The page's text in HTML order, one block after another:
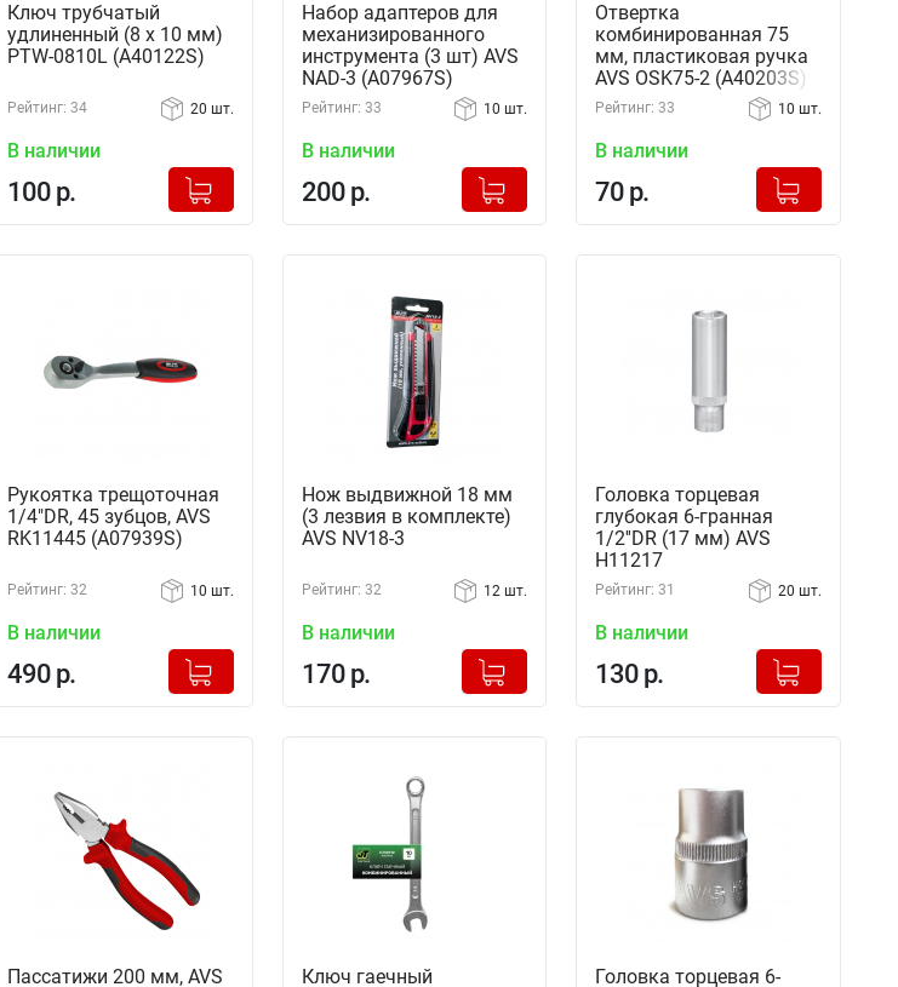
Ключ трубчатый
удлиненный (8 х 10 мм)
PTW-0810L (A40122S)
Рейтинг: 34 20 шт.
В наличии
100 р.
+
Добавлено в корзину
Набор адаптеров для
механизированного
инструмента (3 шт) AVS
NAD-3 (A07967S)
Рейтинг: 33 10 шт.
В наличии
200 р.
+
Добавлено в корзину
Отвертка
комбинированная 75
мм, пластиковая ручка
AVS OSK75-2 (A40203S)
Рейтинг: 33 10 шт.
В наличии
70 р.
+
Добавлено в корзину
Рукоятка трещоточная
1/4"DR, 45 зубцов, AVS
RK11445 (A07939S)
Рейтинг: 32 10 шт.
В наличии
490 р.
+
Добавлено в корзину
Нож выдвижной 18 мм
(3 лезвия в комплекте)
AVS NV18-3
Рейтинг: 32 12 шт.
В наличии
170 р.
+
Добавлено в корзину
Головка торцевая
глубокая 6-гранная
1/2''DR (17 мм) AVS
H11217
Рейтинг: 31 20 шт.
В наличии
130 р.
+
Добавлено в корзину
Пассатижи 200 мм, AVS Ключ гаечный Головка торцевая 6-